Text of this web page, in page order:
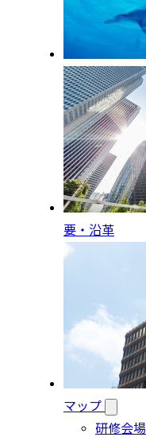
要・沿革
マップ
研修会場